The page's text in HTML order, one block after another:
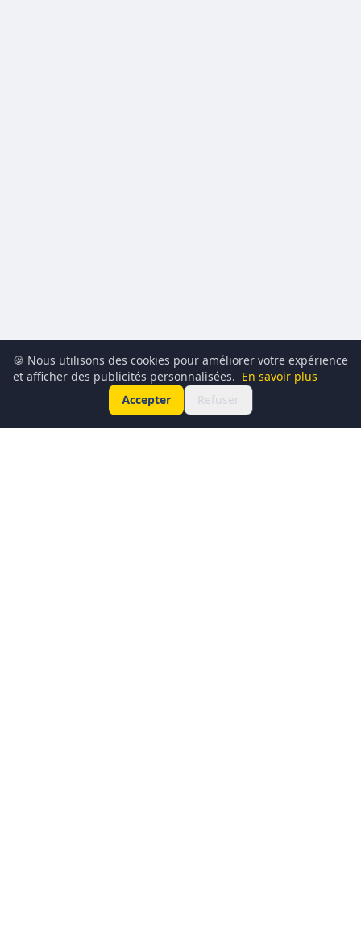
🍪 Nous utilisons des cookies pour améliorer votre expérience
et afficher des publicités personnalisées. En savoir plus
Accepter
Refuser